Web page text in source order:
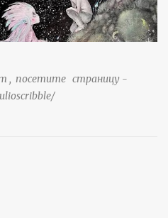
, посетите страницу -